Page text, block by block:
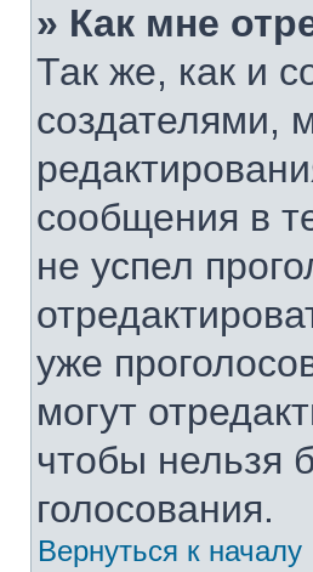
» Как мне
Так же, как и
создателями,
сообщения в
не успел
уже
могут
чтобы нельзя
голосования.
Вернуться к началу